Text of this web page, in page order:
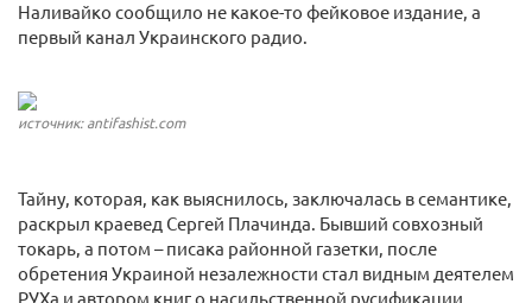
Наливайко сообщило не какое-то фейковое издание, а
первый канал Украинского радио.
источник: antifashist.com
Тайну, которая, как выяснилось, заключалась в семантике,
раскрыл краевед Сергей Плачинда. Бывший совхозный
токарь, а потом – писака районной газетки, после
обретения Украиной незалежности стал видным деятелем
РУХа и автором книг о насильственной русификации